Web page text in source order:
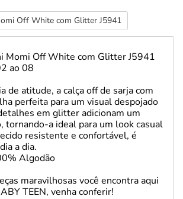
Off White com Glitter J5941
Momi Off White com Glitter J5941
ao 08
de atitude, a calça off de sarja com
perfeita para um visual despojado
em glitter adicionam um
tornando-a ideal para um look casual
resistente e confortável, é
a dia.
Algodão
maravilhosas você encontra aqui
TEEN, venha conferir!